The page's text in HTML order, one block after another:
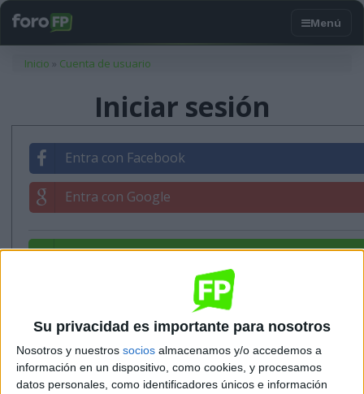
Su privacidad es importante para nosotros
Nosotros y nuestros socios almacenamos y/o accedemos a
información en un dispositivo, como cookies, y procesamos
datos personales, como identificadores únicos e información
Usted está aquí
Inicio » Cuenta de usuario
Iniciar sesión
Entra con Facebook
Entra con Google
Entrar con tu correo